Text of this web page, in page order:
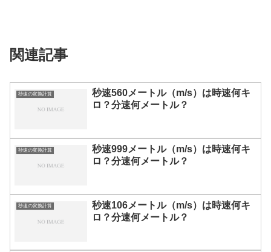
関連記事
秒速の変換計算
秒速560メートル（m/s）は時速何キ
ロ？分速何メートル？
秒速の変換計算
秒速999メートル（m/s）は時速何キ
ロ？分速何メートル？
秒速の変換計算
秒速106メートル（m/s）は時速何キ
ロ？分速何メートル？